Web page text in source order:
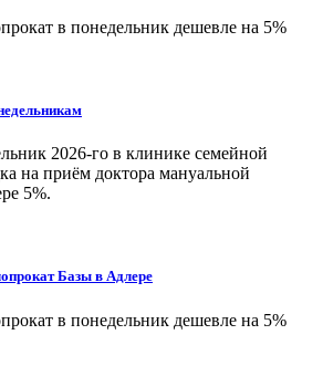
в понедельник дешевле на 5%
2026-го в клинике семейной
на приём доктора мануальной
5%.
Базы в Адлере
в понедельник дешевле на 5%